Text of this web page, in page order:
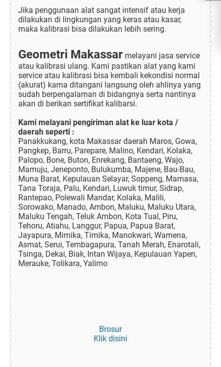
Jika penggunaan alat sangat intensif atau kerja
dilakukan di lingkungan yang keras atau kasar,
maka kalibrasi bisa dilakukan lebih sering.
Geometri Makassar melayani jasa service
atau kalibrasi ulang. Kami pastikan alat yang kami
service atau kalibrasi bisa kembali kekondisi normal
(akurat) karna ditangani langsung oleh ahlinya yang
sudah berpengalaman di bidangnya serta nantinya
akan di berikan sertifikat kalibarsi.
Kami melayani pengiriman alat ke luar kota /
daerah seperti :
Panakkukang, kota Makassar daerah Maros, Gowa,
Pangkep, Barru, Parepare, Malino, Kendari, Kolaka,
Palopo, Bone, Buton, Enrekang, Bantaeng, Wajo,
Mamuju, Jeneponto, Bulukumba, Majene, Bau-Bau,
Muna Barat, Kepulauan Selayar, Soppeng, Mamasa,
Tana Toraja, Palu, Kendari, Luwuk timur, Sidrap,
Rantepao, Polewali Mandar, Kolaka, Malili,
Sorowako, Manado, Ambon, Maluku, Maluku Utara,
Maluku Tengah, Teluk Ambon, Kota Tual, Piru,
Tehoru, Atiahu, Langgur, Papua, Papua Barat,
Jayapura, Mimika, Timika, Manokwari, Wamena,
Asmat, Serui, Tembagapura, Tanah Merah, Enarotali,
Tsinga, Dekai, Biak, Intan Wijaya, Kepulauan Yapen,
Merauke, Tolikara, Yalimo
Brosur
Klik disini